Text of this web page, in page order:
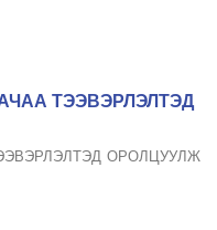
ТЭЭВЭРЛЭЛТЭД
ОРОЛЦУУЛЖ